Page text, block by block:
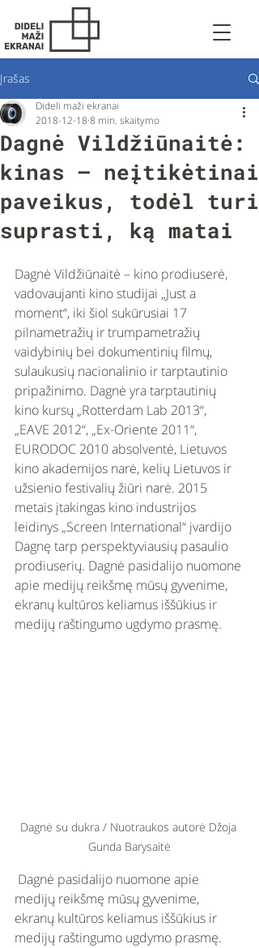
Įrašas
Dagnė Vildžiūnaitė:
kinas – neįtikėtinai
paveikus, todėl turi
suprasti, ką matai
Dideli maži ekranai
2018-12-18 8 min. skaitymo
Dagnė Vildžiūnaitė – kino prodiuserė,
vadovaujanti kino studijai „Just a
moment“, iki šiol sukūrusiai 17
pilnametražių ir trumpametražių
vaidybinių bei dokumentinių filmų,
sulaukusių nacionalinio ir tarptautinio
pripažinimo. Dagnė yra tarptautinių
kino kursų „Rotterdam Lab 2013“,
„EAVE 2012“, „Ex-Oriente 2011“,
EURODOC 2010 absolventė, Lietuvos
kino akademijos narė, kelių Lietuvos ir
užsienio festivalių žiūri narė. 2015
metais įtakingas kino industrijos
leidinys „Screen International“ įvardijo
Dagnę tarp perspektyviausių pasaulio
prodiuserių. Dagnė pasidalijo nuomone
apie medijų reikšmę mūsų gyvenime,
ekranų kultūros keliamus iššūkius ir
medijų raštingumo ugdymo prasmę.
Dagnė su dukra / Nuotraukos autorė Džoja
Gunda Barysaitė
medijų reikšmę mūsų gyvenime,
ekranų kultūros keliamus iššūkius ir
medijų raštingumo ugdymo prasmę.